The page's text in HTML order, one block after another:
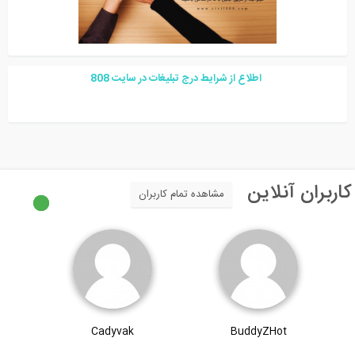
اطلاع از شرایط درج تبلیغات در سایت 808
آنلاین مشاهده تمام کاربران
BuddyZHot
Cadyvak